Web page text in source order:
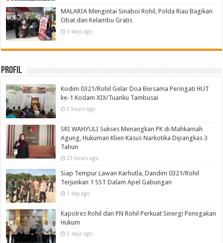
MALARIA Mengintai Sinaboi Rohil, Polda Riau Bagikan
Obat dan Kelambu Gratis
3 days ago
Profil
Kodim 0321/Rohil Gelar Doa Bersama Peringati HUT
ke-1 Kodam XIX/Tuanku Tambusai
5 hours ago
SRI WAHYULI Sukses Menangkan PK di Mahkamah
Agung, Hukuman Klien Kasus Narkotika Dipangkas 3
Tahun
23 hours ago
Siap Tempur Lawan Karhutla, Dandim 0321/Rohil
Terjunkan 1 SST Dalam Apel Gabungan
1 day ago
Kapolres Rohil dan PN Rohil Perkuat Sinergi Penegakan
Hukum
2 days ago